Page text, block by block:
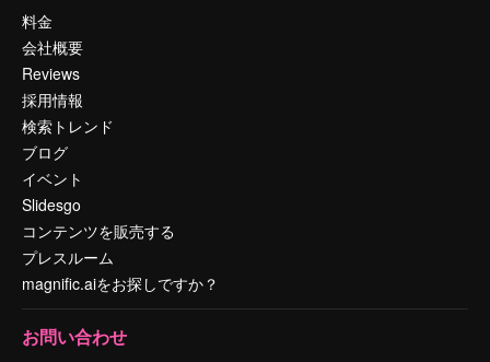
料金
会社概要
Reviews
採用情報
検索トレンド
ブログ
イベント
Slidesgo
コンテンツを販売する
プレスルーム
magnific.aiをお探しですか？
お問い合わせ